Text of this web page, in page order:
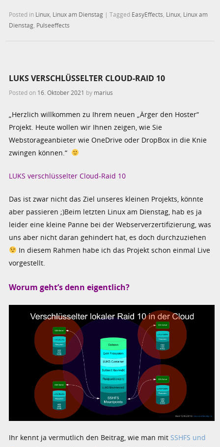
Posted in Linux Linux am Dienstag |Tagged EasyEffects Linux Linux am
Dienstag Pulseeffects
LUKS VERSCHLÜSSELTER CLOUD-RAID 10
Posted on 16. Oktober 2021 by marius
„Herzlich willkommen zu Ihrem neuen „Ärger den Hoster“
Projekt. Heute wollen wir Ihnen zeigen, wie Sie
Webstorageanbieter wie OneDrive oder DropBox in die Knie
zwingen können.“
LUKS verschlüsselter Cloud-Raid 10
Das ist zwar nicht das Ziel unseres kleinen Projekts, könnte
aber passieren ;)Beim letzten Linux am Dienstag, hab es ja
leider eine kleine Panne bei der Webserverzertifizierung, was
uns aber nicht daran gehindert hat, es doch durchzuziehen
In diesem Rahmen habe ich das Projekt schon einmal Live
vorgestellt.
Worum geht’s denn eigentlich?
Ihr kennt ja vermutlich den Beitrag, wie man mit SSHFS und